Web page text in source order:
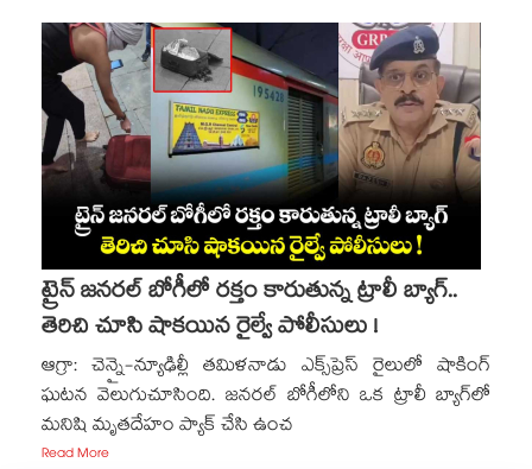
ట్రైన్ జనరల్ బోగీలో రక్తం కారుతున్న ట్రాలీ బ్యాగ్..
తెరిచి చూసి షాకయిన రైల్వే పోలీసులు !
ఆగ్రా: చెన్నై-న్యూఢిల్లీ తమిళనాడు ఎక్స్‌ప్రెస్ రైలులో షాకింగ్
ఘటన వెలుగుచూసింది. జనరల్ బోగీలోని ఒక ట్రాలీ బ్యాగ్⁫లో
మనిషి మృతదేహం ప్యాక్ చేసి ఉంచ
Read More